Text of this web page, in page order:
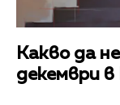
Какво да
декември